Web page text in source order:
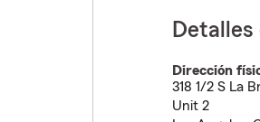
Dirección
318 1/2 S La
Unit 2